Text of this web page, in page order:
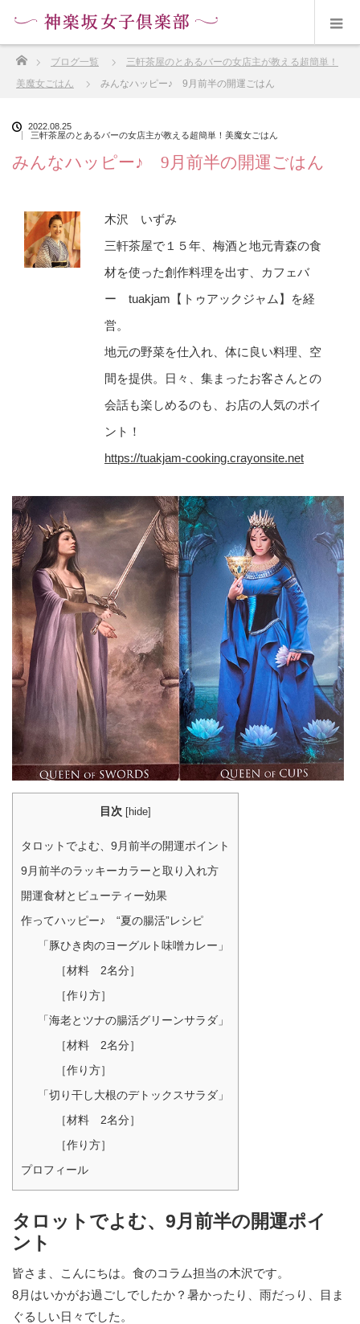
ブログ一覧
三軒茶屋のとあるバーの女店主が教える超簡単！
美魔女ごはん
みんなハッピー♪ 9月前半の開運ごはん
2022.08.25
三軒茶屋のとあるバーの女店主が教える超簡単！美魔女ごはん
みんなハッピー♪ 9月前半の開運ごはん
木沢 いずみ
三軒茶屋で１５年、梅酒と地元青森の食
材を使った創作料理を出す、カフェバ
ー tuakjam【トゥアックジャム】を経
営。
地元の野菜を仕入れ、体に良い料理、空
間を提供。日々、集まったお客さんとの
会話も楽しめるのも、お店の人気のポイ
ント！
https://tuakjam-cooking.crayonsite.net
目次 [hide]
タロットでよむ、9月前半の開運ポイント
9月前半のラッキーカラーと取り入れ方
開運食材とビューティー効果
作ってハッピー♪ “夏の腸活”レシピ
「豚ひき肉のヨーグルト味噌カレー」
［材料 2名分］
［作り方］
「海老とツナの腸活グリーンサラダ」
［材料 2名分］
［作り方］
「切り干し大根のデトックスサラダ」
［材料 2名分］
［作り方］
プロフィール
タロットでよむ、9月前半の開運ポイ
ント
皆さま、こんにちは。食のコラム担当の木沢です。
8月はいかがお過ごしでしたか？暑かったり、雨だっり、目ま
ぐるしい日々でした。